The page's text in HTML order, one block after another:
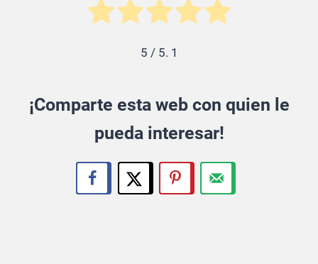
5 / 5. 1
¡Comparte esta web con quien le
pueda interesar!